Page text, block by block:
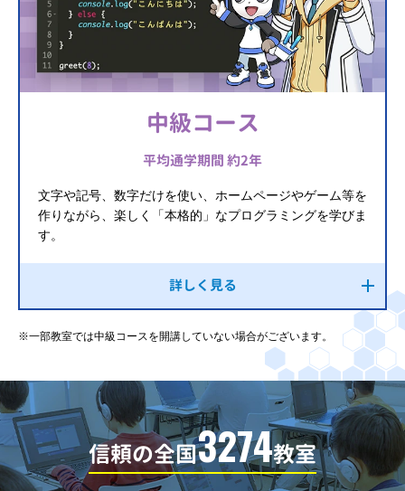
中級コース
平均通学期間 約2年
文字や記号、数字だけを使い、ホームページやゲーム等を
作りながら、楽しく「本格的」なプログラミングを学びま
す。
詳しく見る
※一部教室では中級コースを開講していない場合がございます。
信頼の全国3274教室